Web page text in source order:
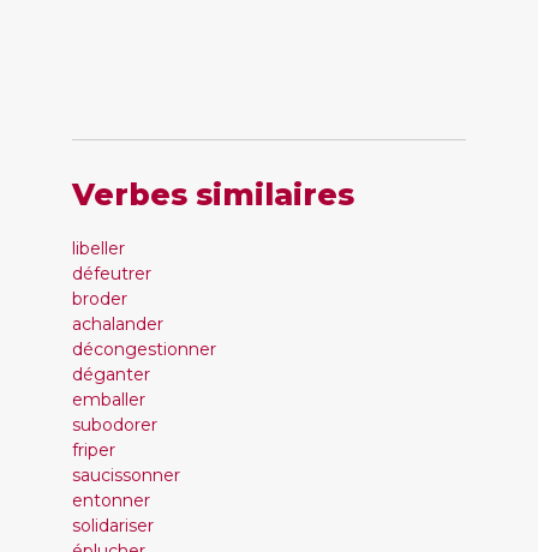
Verbes similaires
libeller
défeutrer
broder
achalander
décongestionner
déganter
emballer
subodorer
friper
saucissonner
entonner
solidariser